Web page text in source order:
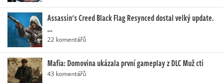
Assassin's Creed Black Flag Resynced dostal velký update.
…
22 komentářů
Mafia: Domovina ukázala první gameplay z DLC Muž cti
43 komentářů